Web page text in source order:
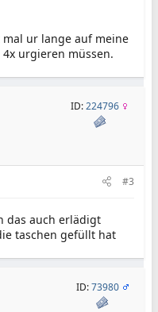
ur lange auf meine
urgieren müssen.
ID:224796
#3
das auch erlädigt
taschen gefüllt hat
ID:73980